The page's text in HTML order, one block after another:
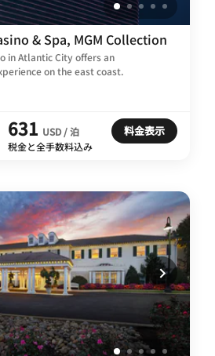
& Spa, MGM Collection
in Atlantic City offers an
on the east coast.
631 USD / 泊
税金と全手数料込み
料金表示